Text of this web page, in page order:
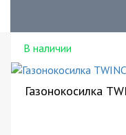
В наличии
Газонокосилка